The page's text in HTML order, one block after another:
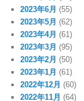
2023年6月 (55)
2023年5月 (62)
2023年4月 (61)
2023年3月 (95)
2023年2月 (50)
2023年1月 (61)
2022年12月 (60)
2022年11月 (64)